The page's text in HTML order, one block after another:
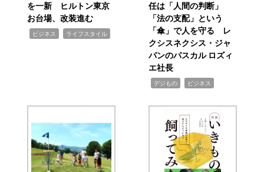
を一新 ヒルトン東京
お台場、改装進む
ビジネス ライフスタイル
任は「人間の判断」
「法の支配」という
「傘」で人を守る レ
クシスネクシス・ジャ
パンのパスカル ロズィ
エ社長
デジもの ビジネス